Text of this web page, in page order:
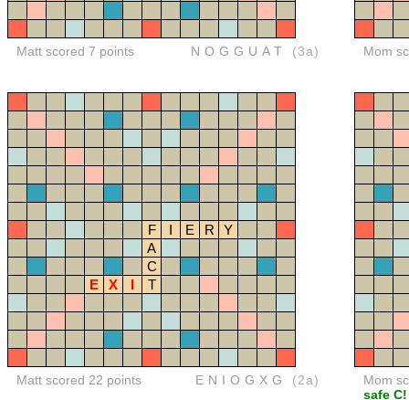
Matt scored 7 points NOGGUAT (3a) Mom
F I E R
Y
A
C
E
X I T
Matt scored 22 points ENIOGXG (2a)
Mom
safe C!